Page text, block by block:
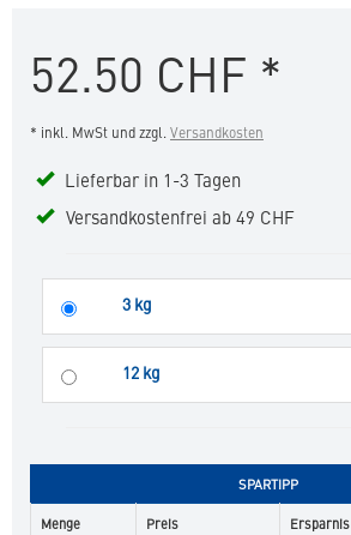
52.50 CHF *
* inkl. MwSt und zzgl.Versandkosten
Lieferbar in 1-3 Tagen
Versandkostenfrei ab 49 CHF
3 kg
12 kg
SPARTIPP
Menge Preis Ersparnis